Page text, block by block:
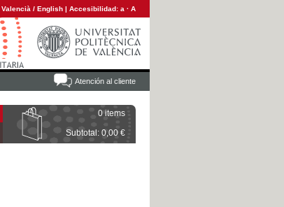
Valencià / English | Accesibilidad: a · A
Atención al cliente
0 items
Subtotal: 0,00 €